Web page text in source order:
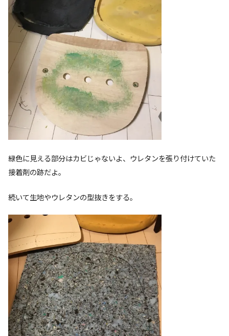
緑色に見える部分はカビじゃないよ、ウレタンを張り付けていた
接着剤の跡だよ。
続いて生地やウレタンの型抜きをする。